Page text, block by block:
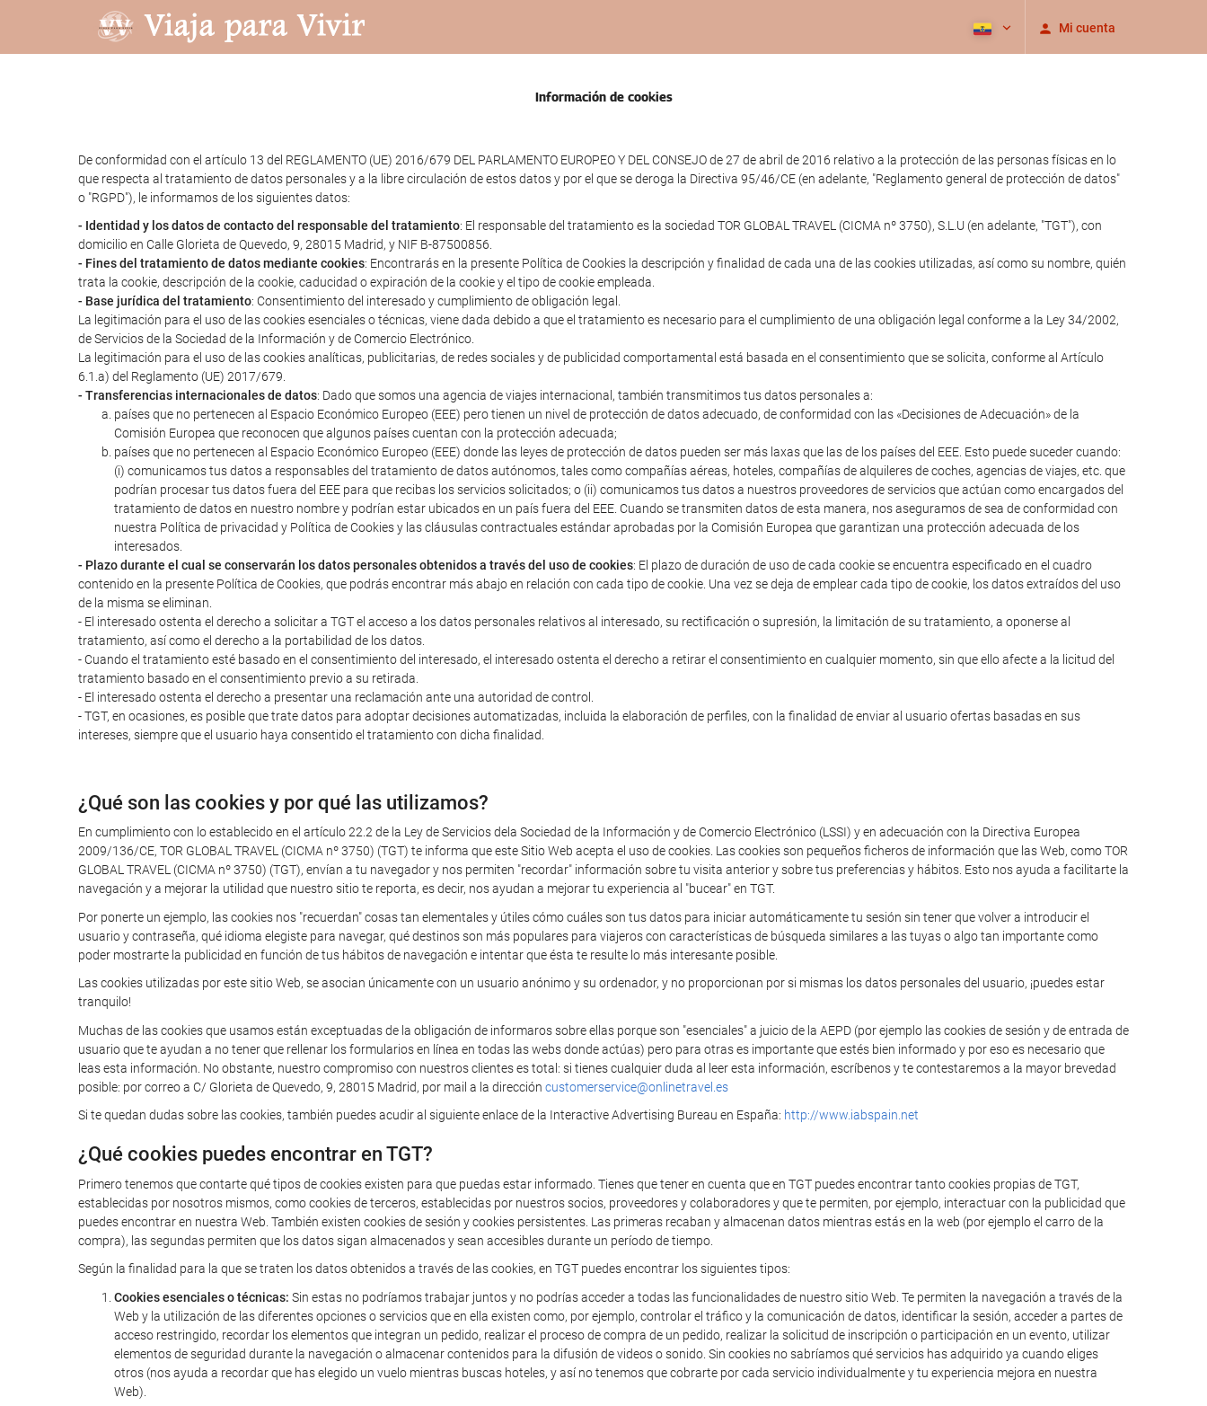
Mi cuenta
Información de cookies
De conformidad con el artículo 13 del REGLAMENTO (UE) 2016/679 DEL PARLAMENTO EUROPEO Y DEL CONSEJO de 27 de abril de 2016 relativo a la protección de las personas físicas en lo
que respecta al tratamiento de datos personales y a la libre circulación de estos datos y por el que se deroga la Directiva 95/46/CE (en adelante, "Reglamento general de protección de datos"
o "RGPD"), le informamos de los siguientes datos:
- Identidad y los datos de contacto del responsable del tratamiento: El responsable del tratamiento es la sociedad TOR GLOBAL TRAVEL (CICMA nº 3750), S.L.U (en adelante, "TGT"), con
domicilio en Calle Glorieta de Quevedo, 9, 28015 Madrid, y NIF B-87500856.
- Fines del tratamiento de datos mediante cookies: Encontrarás en la presente Política de Cookies la descripción y finalidad de cada una de las cookies utilizadas, así como su nombre, quién
trata la cookie, descripción de la cookie, caducidad o expiración de la cookie y el tipo de cookie empleada.
- Base jurídica del tratamiento: Consentimiento del interesado y cumplimiento de obligación legal.
La legitimación para el uso de las cookies esenciales o técnicas, viene dada debido a que el tratamiento es necesario para el cumplimiento de una obligación legal conforme a la Ley 34/2002,
de Servicios de la Sociedad de la Información y de Comercio Electrónico.
La legitimación para el uso de las cookies analíticas, publicitarias, de redes sociales y de publicidad comportamental está basada en el consentimiento que se solicita, conforme al Artículo
6.1.a) del Reglamento (UE) 2017/679.
- Transferencias internacionales de datos: Dado que somos una agencia de viajes internacional, también transmitimos tus datos personales a:
países que no pertenecen al Espacio Económico Europeo (EEE) pero tienen un nivel de protección de datos adecuado, de conformidad con las «Decisiones de Adecuación» de la
Comisión Europea que reconocen que algunos países cuentan con la protección adecuada;
países que no pertenecen al Espacio Económico Europeo (EEE) donde las leyes de protección de datos pueden ser más laxas que las de los países del EEE. Esto puede suceder cuando:
(i) comunicamos tus datos a responsables del tratamiento de datos autónomos, tales como compañías aéreas, hoteles, compañías de alquileres de coches, agencias de viajes, etc. que
podrían procesar tus datos fuera del EEE para que recibas los servicios solicitados; o (ii) comunicamos tus datos a nuestros proveedores de servicios que actúan como encargados del
tratamiento de datos en nuestro nombre y podrían estar ubicados en un país fuera del EEE. Cuando se transmiten datos de esta manera, nos aseguramos de sea de conformidad con
nuestra Política de privacidad y Política de Cookies y las cláusulas contractuales estándar aprobadas por la Comisión Europea que garantizan una protección adecuada de los
interesados.
- Plazo durante el cual se conservarán los datos personales obtenidos a través del uso de cookies: El plazo de duración de uso de cada cookie se encuentra especificado en el cuadro
contenido en la presente Política de Cookies, que podrás encontrar más abajo en relación con cada tipo de cookie. Una vez se deja de emplear cada tipo de cookie, los datos extraídos del uso
de la misma se eliminan.
- El interesado ostenta el derecho a solicitar a TGT el acceso a los datos personales relativos al interesado, su rectificación o supresión, la limitación de su tratamiento, a oponerse al
tratamiento, así como el derecho a la portabilidad de los datos.
- Cuando el tratamiento esté basado en el consentimiento del interesado, el interesado ostenta el derecho a retirar el consentimiento en cualquier momento, sin que ello afecte a la licitud del
tratamiento basado en el consentimiento previo a su retirada.
- El interesado ostenta el derecho a presentar una reclamación ante una autoridad de control.
- TGT, en ocasiones, es posible que trate datos para adoptar decisiones automatizadas, incluida la elaboración de perfiles, con la finalidad de enviar al usuario ofertas basadas en sus
intereses, siempre que el usuario haya consentido el tratamiento con dicha finalidad.
¿Qué son las cookies y por qué las utilizamos?
En cumplimiento con lo establecido en el artículo 22.2 de la Ley de Servicios dela Sociedad de la Información y de Comercio Electrónico (LSSI) y en adecuación con la Directiva Europea
2009/136/CE, TOR GLOBAL TRAVEL (CICMA nº 3750) (TGT) te informa que este Sitio Web acepta el uso de cookies. Las cookies son pequeños ficheros de información que las Web, como TOR
GLOBAL TRAVEL (CICMA nº 3750) (TGT), envían a tu navegador y nos permiten "recordar" información sobre tu visita anterior y sobre tus preferencias y hábitos. Esto nos ayuda a facilitarte la
navegación y a mejorar la utilidad que nuestro sitio te reporta, es decir, nos ayudan a mejorar tu experiencia al "bucear" en TGT.
Por ponerte un ejemplo, las cookies nos "recuerdan" cosas tan elementales y útiles cómo cuáles son tus datos para iniciar automáticamente tu sesión sin tener que volver a introducir el
usuario y contraseña, qué idioma elegiste para navegar, qué destinos son más populares para viajeros con características de búsqueda similares a las tuyas o algo tan importante como
poder mostrarte la publicidad en función de tus hábitos de navegación e intentar que ésta te resulte lo más interesante posible.
Las cookies utilizadas por este sitio Web, se asocian únicamente con un usuario anónimo y su ordenador, y no proporcionan por si mismas los datos personales del usuario, ¡puedes estar
tranquilo!
Muchas de las cookies que usamos están exceptuadas de la obligación de informaros sobre ellas porque son "esenciales" a juicio de la AEPD (por ejemplo las cookies de sesión y de entrada de
usuario que te ayudan a no tener que rellenar los formularios en línea en todas las webs donde actúas) pero para otras es importante que estés bien informado y por eso es necesario que
leas esta información. No obstante, nuestro compromiso con nuestros clientes es total: si tienes cualquier duda al leer esta información, escríbenos y te contestaremos a la mayor brevedad
posible: por correo a C/ Glorieta de Quevedo, 9, 28015 Madrid, por mail a la dirección customerservice@onlinetravel.es
Si te quedan dudas sobre las cookies, también puedes acudir al siguiente enlace de la Interactive Advertising Bureau en España: http://www.iabspain.net
¿Qué cookies puedes encontrar en TGT?
Primero tenemos que contarte qué tipos de cookies existen para que puedas estar informado. Tienes que tener en cuenta que en TGT puedes encontrar tanto cookies propias de TGT,
establecidas por nosotros mismos, como cookies de terceros, establecidas por nuestros socios, proveedores y colaboradores y que te permiten, por ejemplo, interactuar con la publicidad que
puedes encontrar en nuestra Web. También existen cookies de sesión y cookies persistentes. Las primeras recaban y almacenan datos mientras estás en la web (por ejemplo el carro de la
compra), las segundas permiten que los datos sigan almacenados y sean accesibles durante un período de tiempo.
Según la finalidad para la que se traten los datos obtenidos a través de las cookies, en TGT puedes encontrar los siguientes tipos:
Cookies esenciales o técnicas: Sin estas no podríamos trabajar juntos y no podrías acceder a todas las funcionalidades de nuestro sitio Web. Te permiten la navegación a través de la
Web y la utilización de las diferentes opciones o servicios que en ella existen como, por ejemplo, controlar el tráfico y la comunicación de datos, identificar la sesión, acceder a partes de
acceso restringido, recordar los elementos que integran un pedido, realizar el proceso de compra de un pedido, realizar la solicitud de inscripción o participación en un evento, utilizar
elementos de seguridad durante la navegación o almacenar contenidos para la difusión de videos o sonido. Sin cookies no sabríamos qué servicios has adquirido ya cuando eliges
otros (nos ayuda a recordar que has elegido un vuelo mientras buscas hoteles, y así no tenemos que cobrarte por cada servicio individualmente y tu experiencia mejora en nuestra
Web).